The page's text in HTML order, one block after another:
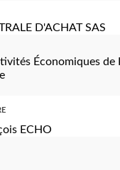
D'ACHAT SAS
Économiques de
ECHO